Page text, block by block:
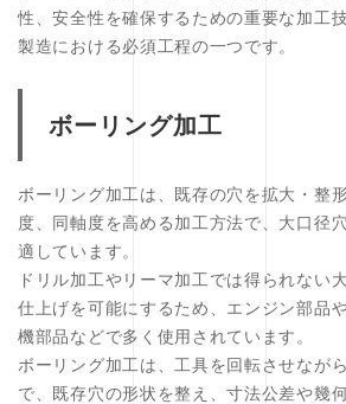
性、安全性を確保するための重要な加工
製造における必須工程の一つです。
ボーリング加工
ボーリング加工は、既存の穴を拡大・整
度、同軸度を高める加工方法で、大口径
適しています。
ドリル加工やリーマ加工では得られない
仕上げを可能にするため、エンジン部品
機部品などで多く使用されています。
ボーリング加工は、工具を回転させなが
で、既存穴の形状を整え、寸法公差や幾